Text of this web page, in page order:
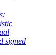
signed